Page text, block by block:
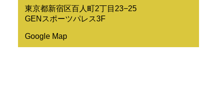
東京都新宿区百人町2丁目23−25
GENスポーツパレス3F
Google Map